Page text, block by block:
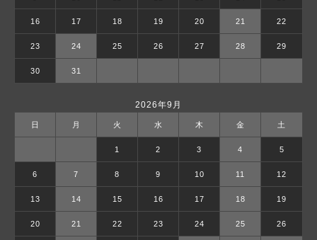
16 17 18 19 20 21 22
23 24 25 26 27 28 29
30 31
2026年9月
日 月 火 水 木 金 土
1 2 3 4 5
6 7 8 9 10 11 12
13 14 15 16 17 18 19
20 21 22 23 24 25 26